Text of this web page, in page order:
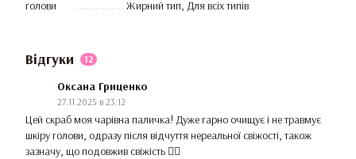
голови
Жирний тип, Для всіх типів
Відгуки 12
Оксана Гриценко
27.11.2025 в 23:12
Цей скраб моя чарівна паличка! Дуже гарно очищує і не травмує
шкіру голови, одразу після відчуття нереальної свіжості, також
зазначу, що подовжив свіжість 👍🏻